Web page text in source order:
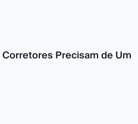
Precisam de Um